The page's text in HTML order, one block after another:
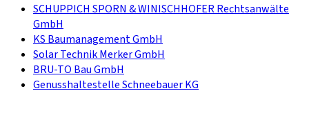
SCHUPPICH SPORN & WINISCHHOFER Rechtsanwälte
GmbH
KS Baumanagement GmbH
Solar Technik Merker GmbH
BRU-TO Bau GmbH
Genusshaltestelle Schneebauer KG